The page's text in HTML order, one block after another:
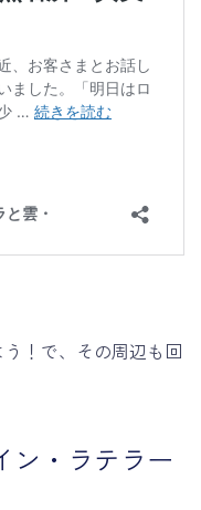
！で、その周辺も回
ン・ラテラー